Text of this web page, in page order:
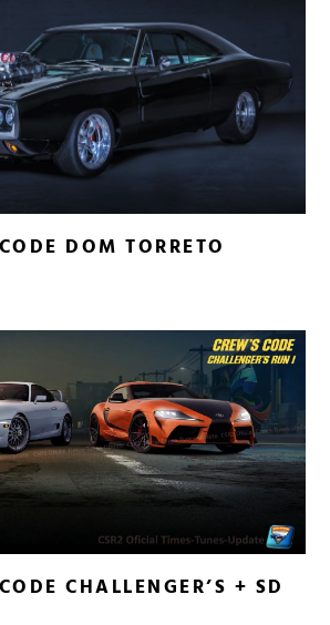
DOM TORRETO
CHALLENGER’S + SD